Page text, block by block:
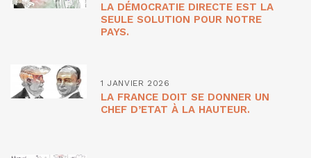
LA DÉMOCRATIE DIRECTE EST LA
SEULE SOLUTION POUR NOTRE
PAYS.
1 JANVIER 2026
LA FRANCE DOIT SE DONNER UN
CHEF D’ETAT À LA HAUTEUR.